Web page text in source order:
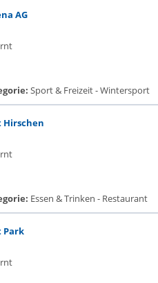
AG
Sport & Freizeit - Wintersport
Hirschen
Essen & Trinken - Restaurant
Park